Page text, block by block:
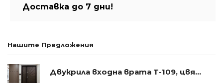
Доставка до 7 дни!
Нашите Предложения
Двукрила входна врата Т-109, цвят Тъмен орех